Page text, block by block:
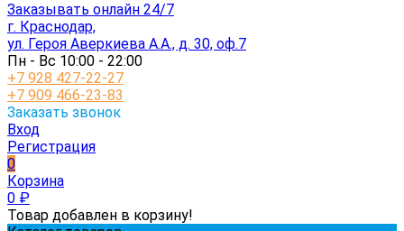
Заказывать онлайн 24/7
г. Краснодар,
ул. Героя Аверкиева А.А., д. 30, оф.7
Пн - Вс 10:00 - 22:00
+7 928 427-22-27
+7 909 466-23-83
Заказать звонок
Вход
Регистрация
0
Корзина
0 ₽
Товар добавлен в корзину!